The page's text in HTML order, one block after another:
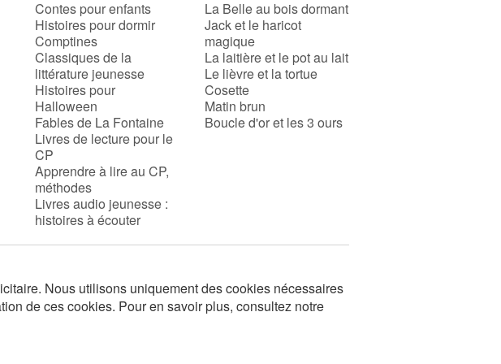
Contes pour enfants
Histoires pour dormir
Comptines
Classiques de la
littérature jeunesse
Histoires pour
Halloween
Fables de La Fontaine
Livres de lecture pour le
CP
Apprendre à lire au CP,
méthodes
Livres audio jeunesse :
histoires à écouter
La Belle au bois dormant
Jack et le haricot
magique
La laitière et le pot au lait
Le lièvre et la tortue
Cosette
Matin brun
Boucle d'or et les 3 ours
Nous utilisons uniquement des cookies nécessaires
de ces cookies. Pour en savoir plus, consultez notre